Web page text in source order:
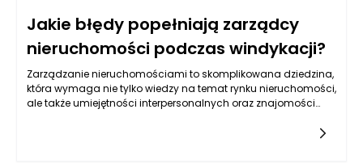
Jakie błędy popełniają zarządcy
nieruchomości podczas windykacji?
Zarządzanie nieruchomościami to skomplikowana dziedzina,
która wymaga nie tylko wiedzy na temat rynku nieruchomości,
ale także umiejętności interpersonalnych oraz znajomości